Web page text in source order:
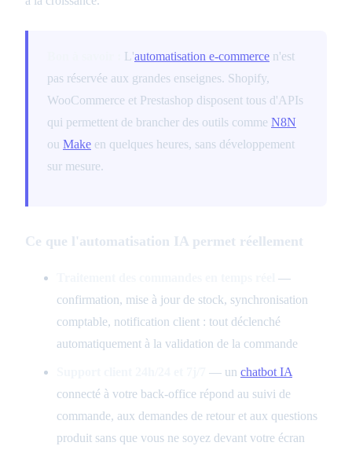
L'automatisation e-commerce n'est
pas réservée aux grandes enseignes. Shopify,
WooCommerce et Prestashop disposent tous d'APIs
qui permettent de brancher des outils comme N8N
ou Make en quelques heures, sans développement
sur mesure.
Ce que l'automatisation IA permet réellement
—
confirmation, mise à jour de stock, synchronisation
comptable, notification client : tout déclenché
automatiquement à la validation de la commande
— un chatbot IA
connecté à votre back-office répond au suivi de
commande, aux demandes de retour et aux questions
produit sans que vous ne soyez devant votre écran